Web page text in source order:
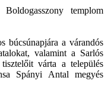
templom
búcsúnapjára a várandós
valamint a Sarlós
várta a település
Spányi Antal megyés